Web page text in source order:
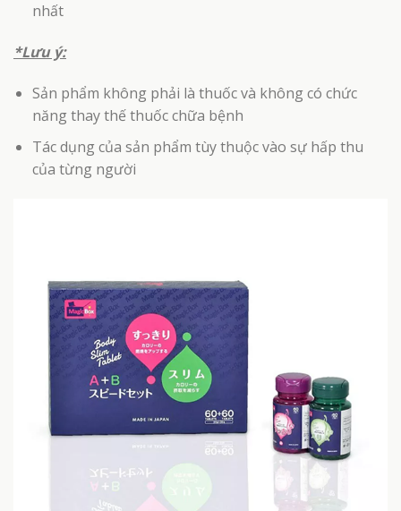
nhất
*Lưu ý:
Sản phẩm không phải là thuốc và không có chức
năng thay thế thuốc chữa bệnh
Tác dụng của sản phẩm tùy thuộc vào sự hấp thu
của từng người